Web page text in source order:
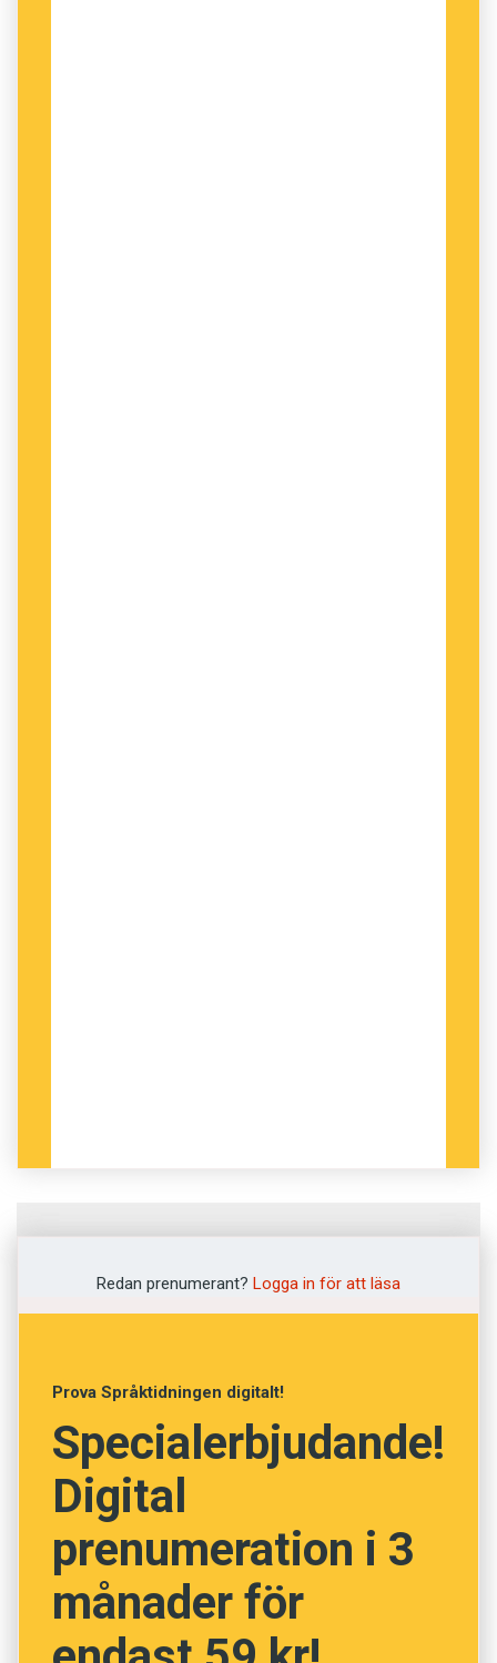
Korkad
Uppdämd
Snål
Dum
Flytande
Redan prenumerant? Logga in för att läsa
Prova Språktidningen digitalt!
Specialerbjudande!
Digital
prenumeration i 3
månader för